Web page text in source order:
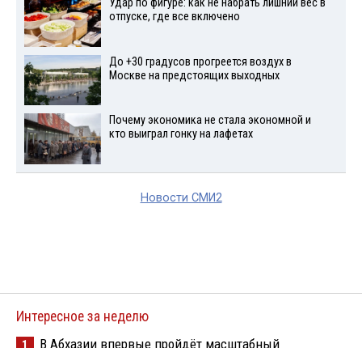
отпуске, где все включено
До +30 градусов прогреется воздух в
Москве на предстоящих выходных
Почему экономика не стала экономной и
кто выиграл гонку на лафетах
Новости СМИ2
Интересное за неделю
1
В Абхазии впервые пройдёт масштабный